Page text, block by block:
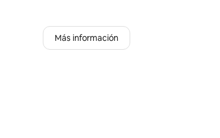
Más información